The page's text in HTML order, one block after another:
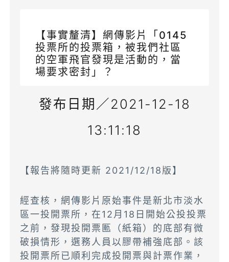
【事實釐清】網傳影片「0145
投票所的投票箱，被我們社區
的空軍飛官發現是活動的，當
場要求密封」？
發布日期／2021-12-18
13:11:18
【報告將隨時更新 2021/12/18版】
經查核，網傳影片原始事件是新北市淡水
區一投開票所，在12月18日開始公投投票
之前，發現投開票匭（紙箱）的底部有微
破損情形，選務人員以膠帶補強底部。該
投開票所已順利完成投開票與計票作業，